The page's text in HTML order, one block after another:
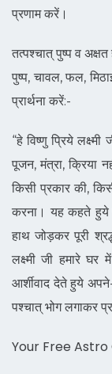
प्रणाम करें।
तत्पश्चात् पुष्प व
पुष्प, चावल, फल,
प्रार्थना करें:-
“हे विष्णु प्रिये
पूजन, मंत्रा, क्रिया
किसी प्रकार की,
करना। यह कहते हुये
हाथ जोड़कर पूरी
लक्ष्मी जी हमारे
आर्शीवाद देते हुये
पश्चात् भोग लगाकर
Your Free Astro